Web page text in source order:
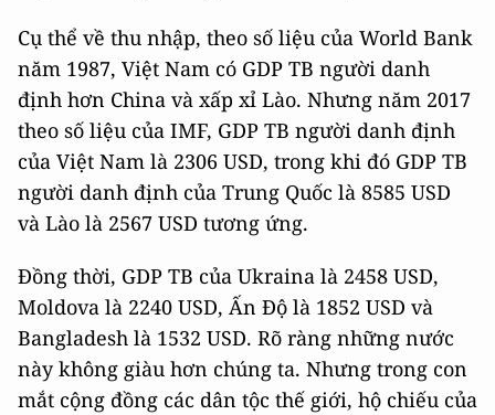
Cụ thể về thu nhập, theo số liệu của World Bank
năm 1987, Việt Nam có GDP TB người danh
định hơn China và xấp xỉ Lào. Nhưng năm 2017
theo số liệu của IMF, GDP TB người danh định
của Việt Nam là 2306 USD, trong khi đó GDP TB
người danh định của Trung Quốc là 8585 USD
và Lào là 2567 USD tương ứng.
Đồng thời, GDP TB của Ukraina là 2458 USD,
Moldova là 2240 USD, Ấn Độ là 1852 USD và
Bangladesh là 1532 USD. Rõ ràng những nước
này không giàu hơn chúng ta. Nhưng trong con
mắt cộng đồng các dân tộc thế giới, hộ chiếu của